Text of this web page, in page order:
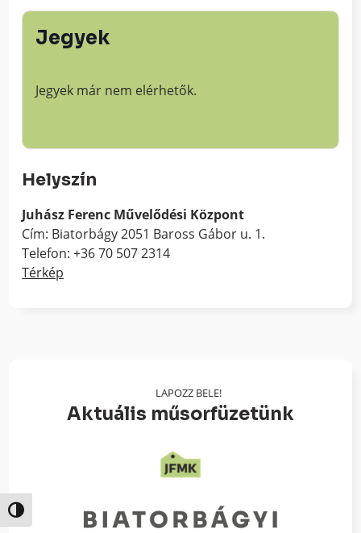
Nagy kontraszt váltása
Jegyek
Jegyek már nem elérhetők.
Helyszín
Juhász Ferenc Művelődési Központ
Cím: Biatorbágy 2051 Baross Gábor u. 1.
Telefon: +36 70 507 2314
Térkép
LAPOZZ BELE!
Aktuális műsorfüzetünk